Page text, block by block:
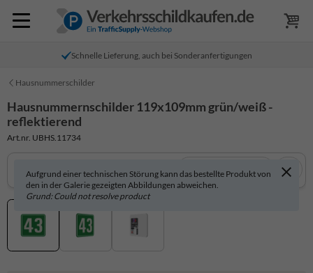
Schnelle Lieferung, auch bei Sonderanfertigungen
Hausnummerschilder
Hausnummernschilder 119x109mm grün/weiß -
reflektierend
Art.nr. UBHS.11734
Aufgrund einer technischen Störung kann das bestellte Produkt von
den in der Galerie gezeigten Abbildungen abweichen.
Grund: Could not resolve product
In 3D anzeigen